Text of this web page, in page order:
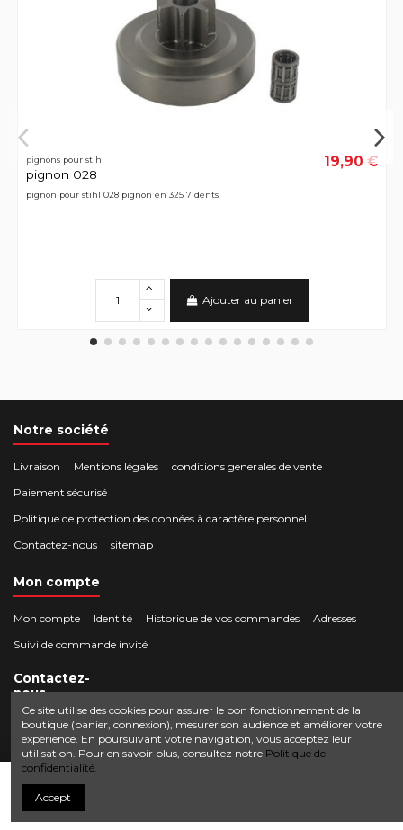
pignons pour stihl
pignon 028
19,90 €
pignon pour stihl 028 pignon en 325 7 dents
Ajouter au panier
Notre société
Livraison Mentions légales
conditions generales de vente
Paiement sécurisé
Politique de protection des données à caractère personnel
Contactez-nous
sitemap
Mon compte
Mon compte Identité Historique de vos commandes
Adresses
Suivi de commande invité
Contactez-
nous
Crocbois-motoculture.com
50 route de Villefort 48800 Pied-de-Borne
0624436257
contact@crocbois-motoculture.com
© Copyright 2025 Crocbois-motoculture.com. All Rights Reserved.
Ce site utilise des cookies pour assurer le bon fonctionnement de la
boutique (panier, connexion), mesurer son audience et améliorer votre
expérience. En poursuivant votre navigation, vous acceptez leur
utilisation. Pour en savoir plus, consultez notre Politique de
confidentialité.
Accept